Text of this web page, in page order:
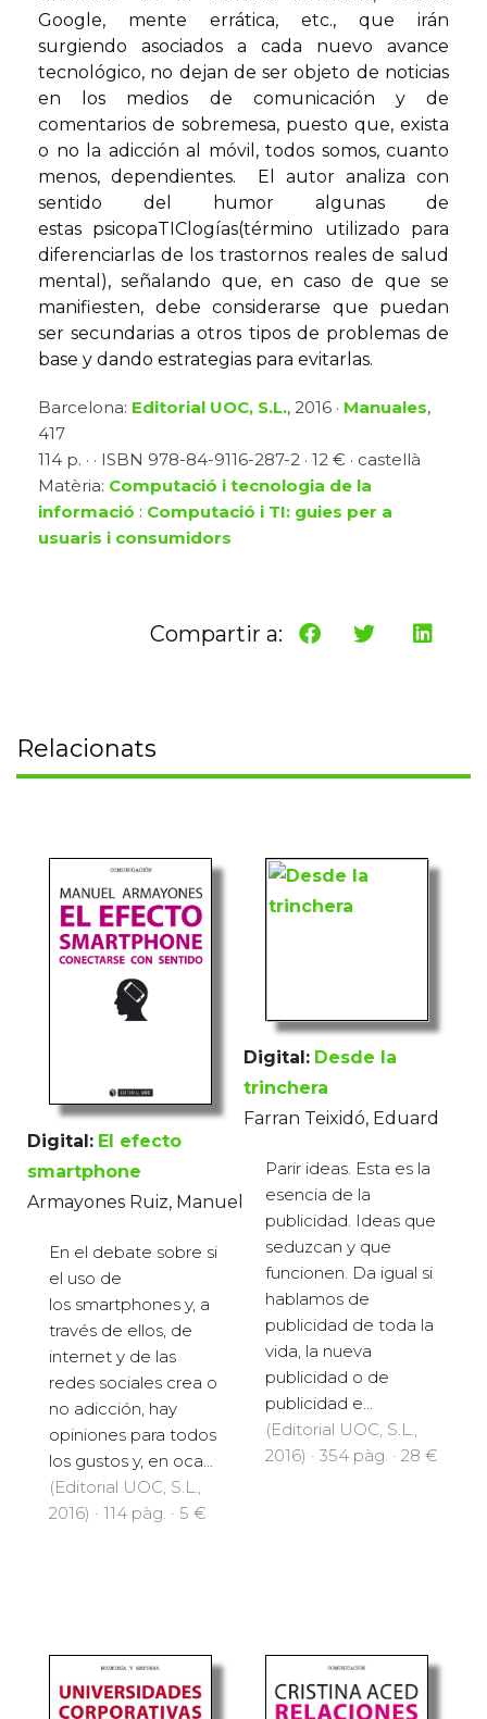
Google, mente errática, etc., que irán
surgiendo asociados a cada nuevo avance
tecnológico, no dejan de ser objeto de noticias
en los medios de comunicación y de
comentarios de sobremesa, puesto que, exista
o no la adicción al móvil, todos somos, cuanto
menos, dependientes. El autor analiza con
sentido del humor algunas de
estas psicopaTIClogías(término utilizado para
diferenciarlas de los trastornos reales de salud
mental), señalando que, en caso de que se
manifiesten, debe considerarse que puedan
ser secundarias a otros tipos de problemas de
base y dando estrategias para evitarlas.
Barcelona: Editorial UOC, S.L., 2016 · Manuales,
417
114 p. · · ISBN 978-84-9116-287-2 · 12 € · castellà
Matèria: Computació i tecnologia de la
informació : Computació i TI: guies per a
usuaris i consumidors
Compartir a:
Relacionats
Digital: El efecto
smartphone
Armayones Ruiz, Manuel
En el debate sobre si
el uso de
los smartphones y, a
través de ellos, de
internet y de las
redes sociales crea o
no adicción, hay
opiniones para todos
los gustos y, en oca...
(Editorial UOC, S.L.,
2016) · 114 pàg. · 5 €
Digital: Desde la
trinchera
Farran Teixidó, Eduard
Parir ideas. Esta es la
esencia de la
publicidad. Ideas que
seduzcan y que
funcionen. Da igual si
hablamos de
publicidad de toda la
vida, la nueva
publicidad o de
publicidad e...
(Editorial UOC, S.L.,
2016) · 354 pàg. · 28 €